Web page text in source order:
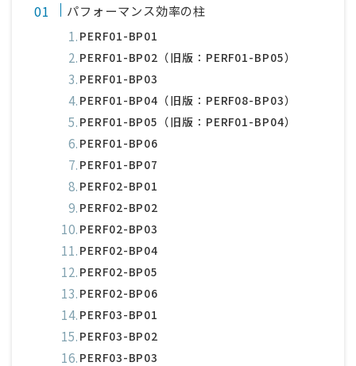
パフォーマンス効率の柱
PERF01-BP01
PERF01-BP02（旧版：PERF01-BP05）
PERF01-BP03
PERF01-BP04（旧版：PERF08-BP03）
PERF01-BP05（旧版：PERF01-BP04）
PERF01-BP06
PERF01-BP07
PERF02-BP01
PERF02-BP02
PERF02-BP03
PERF02-BP04
PERF02-BP05
PERF02-BP06
PERF03-BP01
PERF03-BP02
PERF03-BP03